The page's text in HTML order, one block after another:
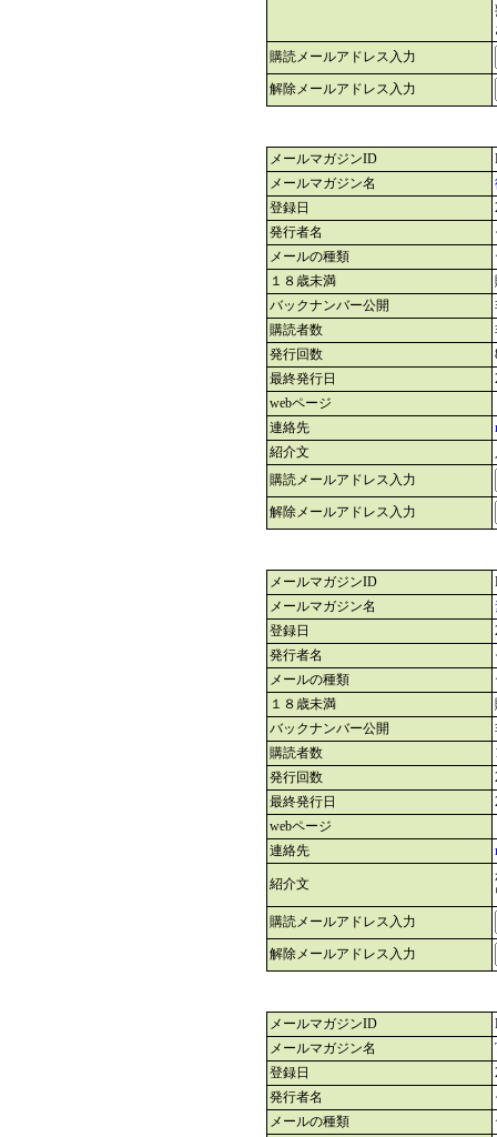
購読メールアドレス入力
解除メールアドレス入力
メールマガジンID
メールマガジン名
登録日
発行者名
メールの種類
１８歳未満
バックナンバー公開
購読者数
発行回数
最終発行日
webページ
連絡先
紹介文
購読メールアドレス入力
解除メールアドレス入力
メールマガジンID
メールマガジン名
登録日
発行者名
メールの種類
１８歳未満
バックナンバー公開
購読者数
発行回数
最終発行日
webページ
連絡先
紹介文
購読メールアドレス入力
解除メールアドレス入力
メールマガジンID
メールマガジン名
登録日
発行者名
メールの種類